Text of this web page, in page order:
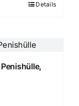
Details